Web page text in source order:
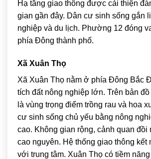
Hạ tầng giao thông được cải thiện
gian gần đây. Dân cư sinh sống gắn
nghiệp và du lịch. Phường 12 đóng
phía Đông thành phố.
Xã Xuân Thọ
Xã Xuân Thọ nằm ở phía Đông Bắc
tích đất nông nghiệp lớn. Trên bản
là vùng trọng điểm trồng rau và hoa
cư sinh sống chủ yếu bằng nông
cao. Không gian rộng, cảnh quan đồi
cao nguyên. Hệ thống giao thông kết
với trung tâm. Xuân Thọ có tiềm